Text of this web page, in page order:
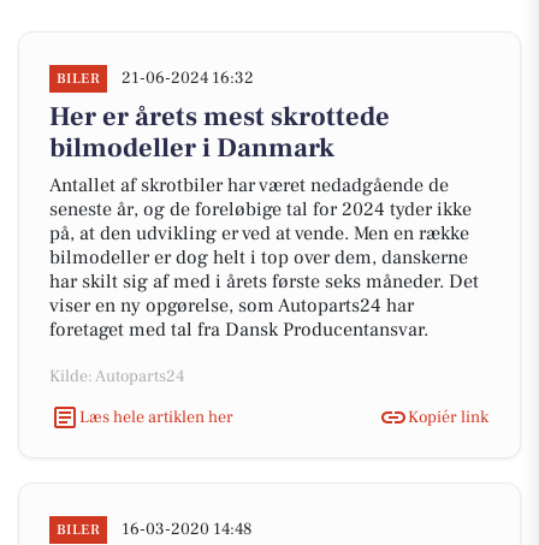
BILER 21-06-2024 16:32
Her er årets mest skrottede
bilmodeller i Danmark
Antallet af skrotbiler har været nedadgående de
seneste år, og de foreløbige tal for 2024 tyder ikke
på, at den udvikling er ved at vende. Men en række
bilmodeller er dog helt i top over dem, danskerne
har skilt sig af med i årets første seks måneder. Det
viser en ny opgørelse, som Autoparts24 har
foretaget med tal fra Dansk Producentansvar.
Kilde: Autoparts24
Læs hele artiklen her
Kopiér link
BILER 16-03-2020 14:48